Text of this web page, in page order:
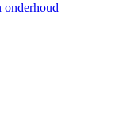
onderhoud